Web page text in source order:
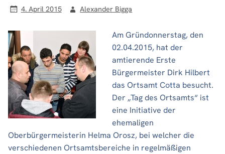
4. April 2015 Alexander Bigga
Am Gründonnerstag, den
02.04.2015, hat der
amtierende Erste
Bürgermeister Dirk Hilbert
das Ortsamt Cotta besucht.
Der „Tag des Ortsamts“ ist
eine Initiative der
ehemaligen
Oberbürgermeisterin Helma Orosz, bei welcher die
verschiedenen Ortsamtsbereiche in regelmäßigen